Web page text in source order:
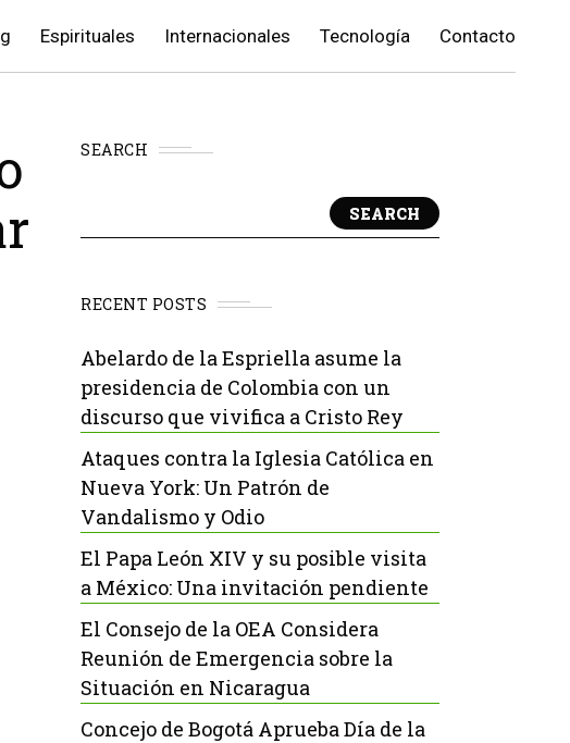
Espirituales Internacionales Tecnología Contacto
SEARCH
SEARCH
RECENT POSTS
Abelardo de la Espriella asume la
presidencia de Colombia con un
discurso que vivifica a Cristo Rey
Ataques contra la Iglesia Católica en
Nueva York: Un Patrón de
Vandalismo y Odio
El Papa León XIV y su posible visita
a México: Una invitación pendiente
El Consejo de la OEA Considera
Reunión de Emergencia sobre la
Situación en Nicaragua
Concejo de Bogotá Aprueba Día de la